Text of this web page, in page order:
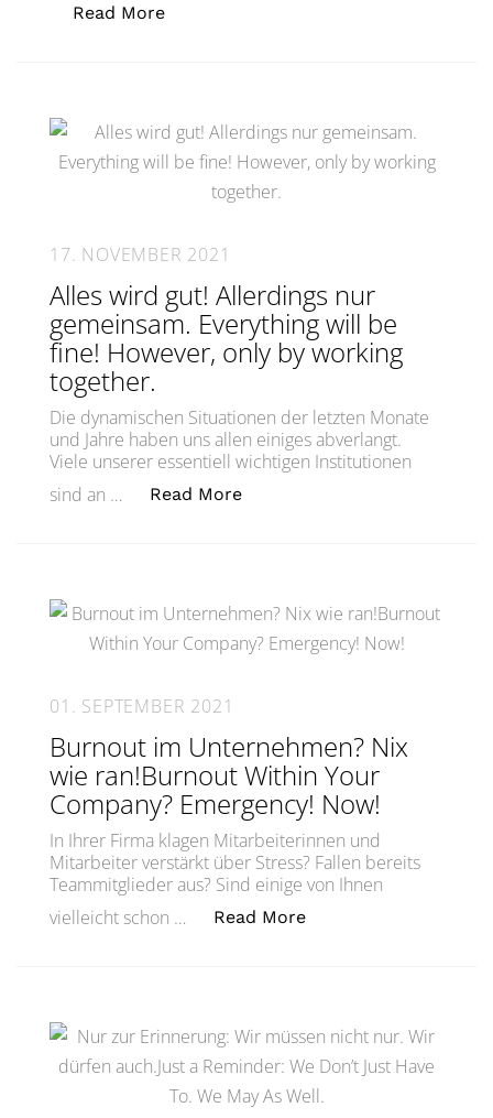
Read More„Gemeinsame Unternehmungen
17. NOVEMBER 2021
Alles wird gut! Allerdings nur
gemeinsam. Everything will be
fine! However, only by working
together.
Die dynamischen Situationen der letzten Monate
und Jahre haben uns allen einiges abverlangt.
Viele unserer essentiell wichtigen Institutionen
sind an …
Read More„Alles wird gut! Allerdings
01. SEPTEMBER 2021
Burnout im Unternehmen? Nix
wie ran!Burnout Within Your
Company? Emergency! Now!
In Ihrer Firma klagen Mitarbeiterinnen und
Mitarbeiter verstärkt über Stress? Fallen bereits
Teammitglieder aus? Sind einige von Ihnen
vielleicht schon …
Read More„Burnout im